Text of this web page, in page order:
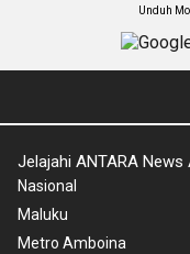
Unduh
Jelajahi ANTARA News
Nasional
Maluku
Metro Amboina